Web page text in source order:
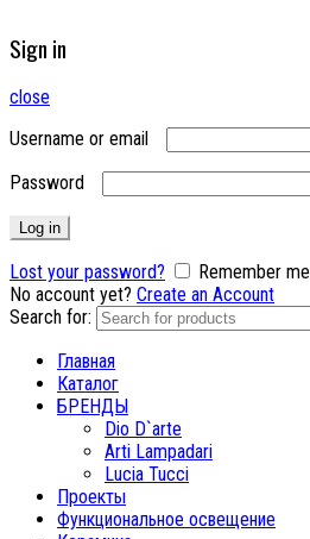
Sign in
close
Username or email
Password
Log in
Lost your password?
Remember me
No account yet? Create an Account
Search for:
Главная
Каталог
БРЕНДЫ
Dio D`arte
Arti Lampadari
Lucia Tucci
Проекты
Функциональное освещение